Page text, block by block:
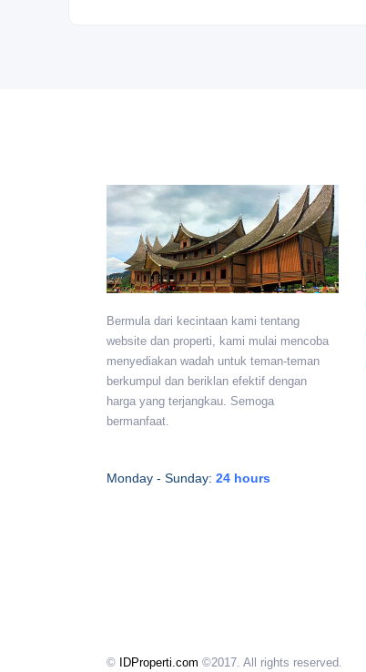
Bermula dari kecintaan kami tentang
website dan properti, kami mulai mencoba
menyediakan wadah untuk teman-teman
berkumpul dan beriklan efektif dengan
harga yang terjangkau. Semoga
bermanfaat.
Monday - Sunday: 24 hours
© IDProperti.com ©2017. All rights reserved.